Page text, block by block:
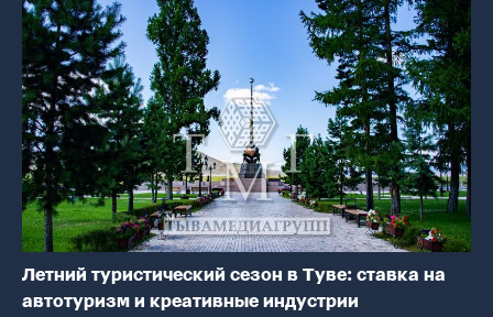
Летний туристический сезон в Туве: ставка на
автотуризм и креативные индустрии